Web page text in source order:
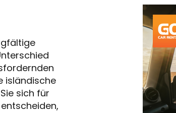
isländische
sich für